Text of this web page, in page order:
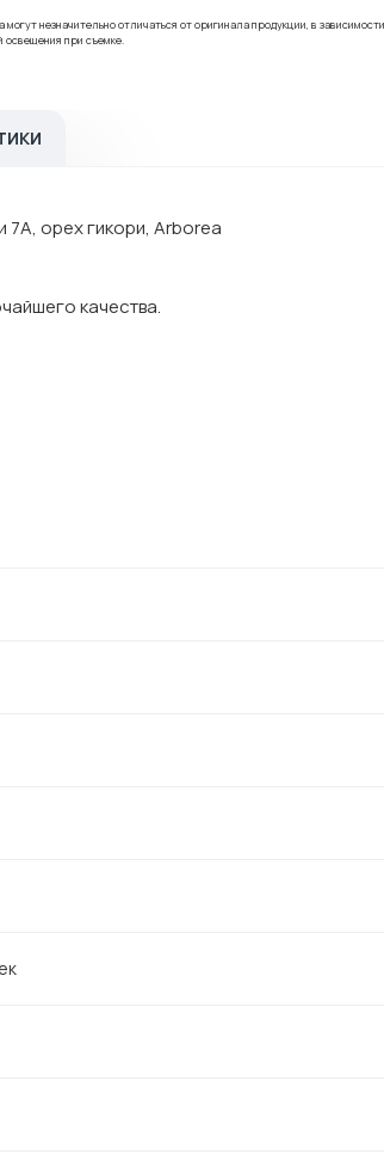
незначительно отличаться от оригинала продукции, в
освещения при съемке.
7A, орех гикори, Arborea
качества.